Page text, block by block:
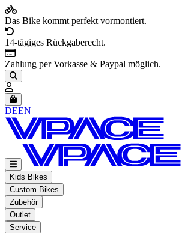
Das Bike kommt perfekt vormontiert.
14-tägiges Rückgaberecht.
Zahlung per Vorkasse & Paypal möglich.
Artikel im Warenkorb, Warenkorb anzeigen
DEEN
Kids Bikes
Custom Bikes
Zubehör
Outlet
Service